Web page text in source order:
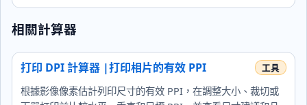
相關計算器
打印 DPI 計算器 |打印相片的有效 PPI
根據影像像素估計列印尺寸的有效 PPI，在調整大小、裁切或